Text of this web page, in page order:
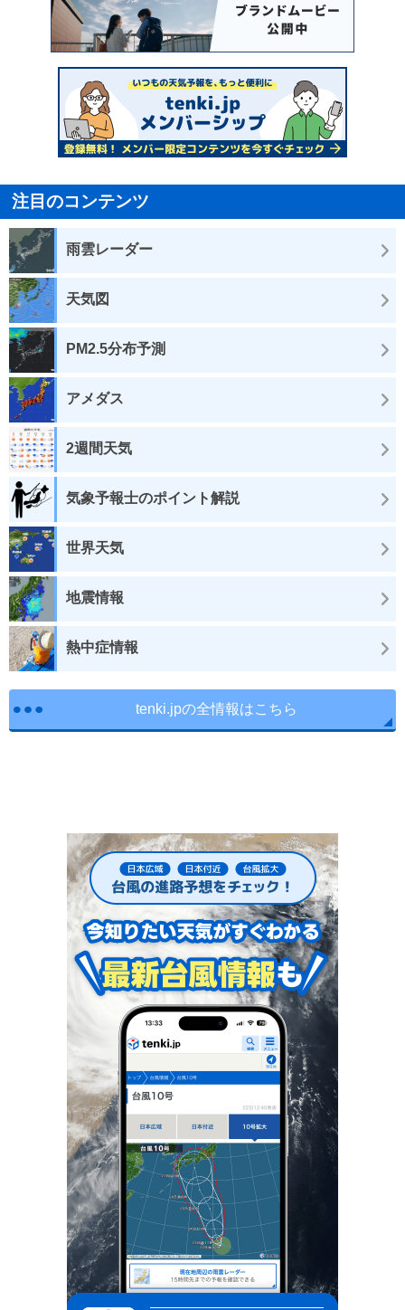
注目のコンテンツ
雨雲レーダー
天気図
PM2.5分布予測
アメダス
2週間天気
気象予報士のポイント解説
世界天気
地震情報
熱中症情報
tenki.jpの全情報はこちら